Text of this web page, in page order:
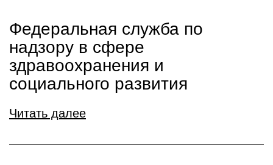
Федеральная служба по
надзору в сфере
здравоохранения и
социального развития
Читать далее